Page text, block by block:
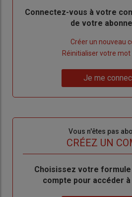
Body
Connectez-vous à votre
de votre
Créer un nouveau
de
Réinitialiser votre mot
me
Je me
Vous n'êtes pas
CRÉEZ UN
BodyChoisissez votre
compte pour accéder